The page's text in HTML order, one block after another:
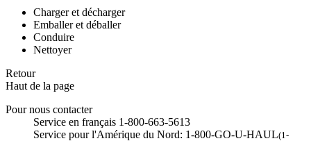
Charger et décharger
Emballer et déballer
Conduire
Nettoyer
Retour
Haut de la page
Pour nous contacter
Service en français 1-800-663-5613
Service pour l'Amérique du Nord: 1-800-GO-U-HAUL(1-